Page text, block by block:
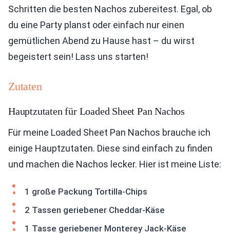
Schritten die besten Nachos zubereitest. Egal, ob
du eine Party planst oder einfach nur einen
gemütlichen Abend zu Hause hast – du wirst
begeistert sein! Lass uns starten!
Zutaten
Hauptzutaten für Loaded Sheet Pan Nachos
Für meine Loaded Sheet Pan Nachos brauche ich
einige Hauptzutaten. Diese sind einfach zu finden
und machen die Nachos lecker. Hier ist meine Liste:
1 große Packung Tortilla-Chips
2 Tassen geriebener Cheddar-Käse
1 Tasse geriebener Monterey Jack-Käse